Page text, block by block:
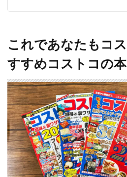
これであなたもコ
すすめコストコの